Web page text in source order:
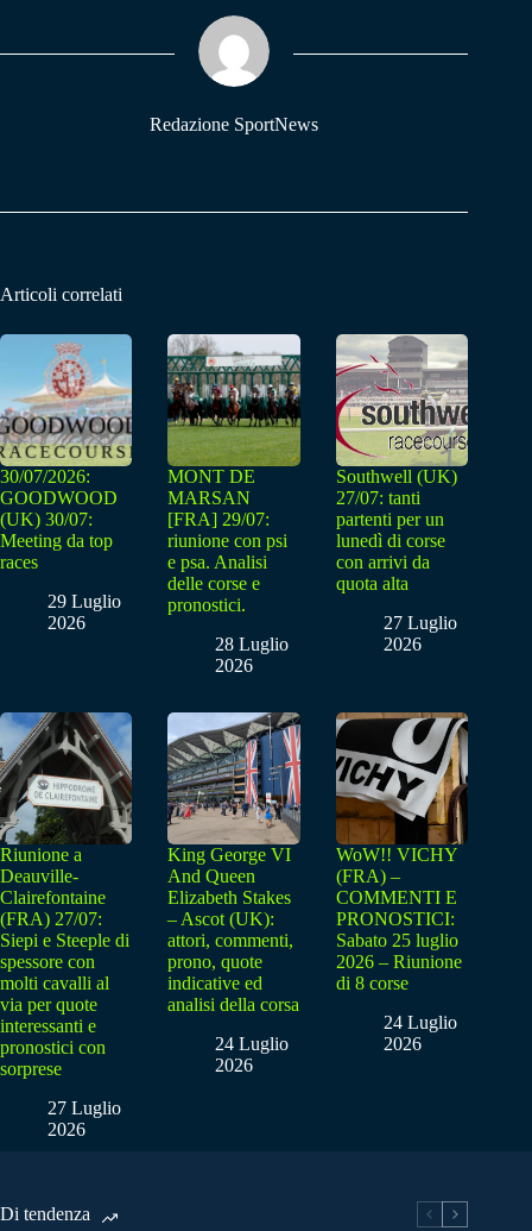
pp m
Redazione SportNews
Articoli correlati
30/07/2026:
GOODWOOD
(UK) 30/07:
Meeting da top
races
29 Luglio
2026
MONT DE
MARSAN
[FRA] 29/07:
riunione con psi
e psa. Analisi
delle corse e
pronostici.
28 Luglio
2026
Southwell (UK)
27/07: tanti
partenti per un
lunedì di corse
con arrivi da
quota alta
27 Luglio
2026
Riunione a
Deauville-
Clairefontaine
(FRA) 27/07:
Siepi e Steeple di
spessore con
molti cavalli al
via per quote
interessanti e
pronostici con
sorprese
27 Luglio
2026
King George VI
And Queen
Elizabeth Stakes
– Ascot (UK):
attori, commenti,
prono, quote
indicative ed
analisi della corsa
24 Luglio
2026
WoW!! VICHY
(FRA) –
COMMENTI E
PRONOSTICI:
Sabato 25 luglio
2026 – Riunione
di 8 corse
24 Luglio
2026
Di tendenza